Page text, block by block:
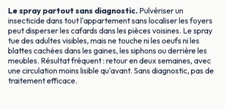
Le spray partout sans diagnostic. Pulvériser un
insecticide dans tout l'appartement sans localiser les foyers
peut disperser les cafards dans les pièces voisines. Le spray
tue des adultes visibles, mais ne touche ni les oeufs ni les
blattes cachées dans les gaines, les siphons ou derrière les
meubles. Résultat fréquent : retour en deux semaines, avec
une circulation moins lisible qu'avant. Sans diagnostic, pas de
traitement efficace.